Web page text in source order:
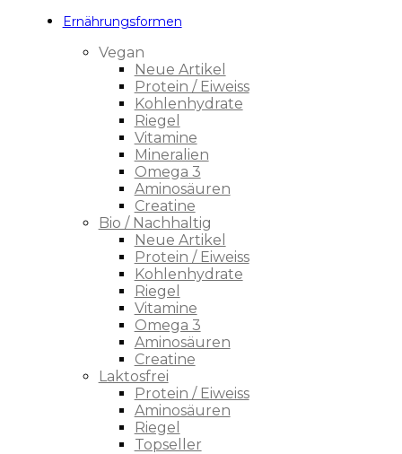
Ernährungsformen
Vegan
Neue Artikel
Protein / Eiweiss
Kohlenhydrate
Riegel
Vitamine
Mineralien
Omega 3
Aminosäuren
Creatine
Bio / Nachhaltig
Neue Artikel
Protein / Eiweiss
Kohlenhydrate
Riegel
Vitamine
Omega 3
Aminosäuren
Creatine
Laktosfrei
Protein / Eiweiss
Aminosäuren
Riegel
Topseller